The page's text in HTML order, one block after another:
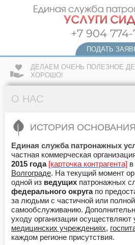
+7 904 774-
ПОДАТЬ
ДЕЛАЕМ ОЧЕНЬ ПОЛЕЗНОЕ
ХОРОШО!
О НАС
ИСТОРИЯ ОСНОВАНИЯ
Единая служба патронажных
частная коммерческая
2015 года [карточка контрагента]
Волгограде. На текущий момент
одной из ведущих патронажных
федерального округапо
за людьми с частичной или
самообслуживанию.
уходу организации осуществляют
медицинских учреждениях,
каждом регионе присутствия.